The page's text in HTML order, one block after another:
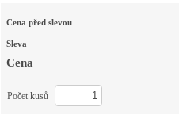
Cena před slevou
Sleva
Cena
Počet kusů